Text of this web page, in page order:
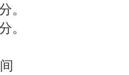
。
。